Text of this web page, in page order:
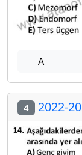
A
4 2022-